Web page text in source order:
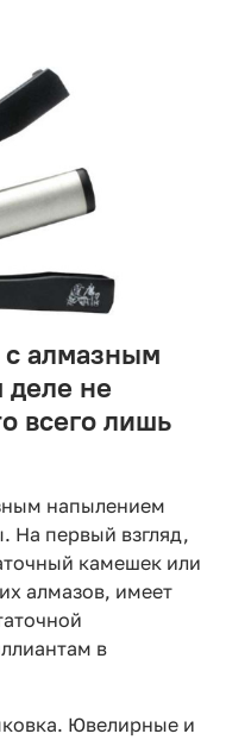
алмазным
не
всего лишь
напылением
На первый взгляд,
камешек или
алмазов, имеет
в
Ювелирные и